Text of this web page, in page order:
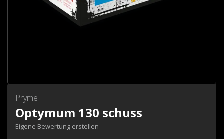
Pryme
Optymum 130 schuss
Eigene Bewertung erstellen